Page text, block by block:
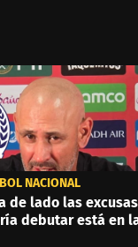
NACIONAL
de lado las
debutar está en